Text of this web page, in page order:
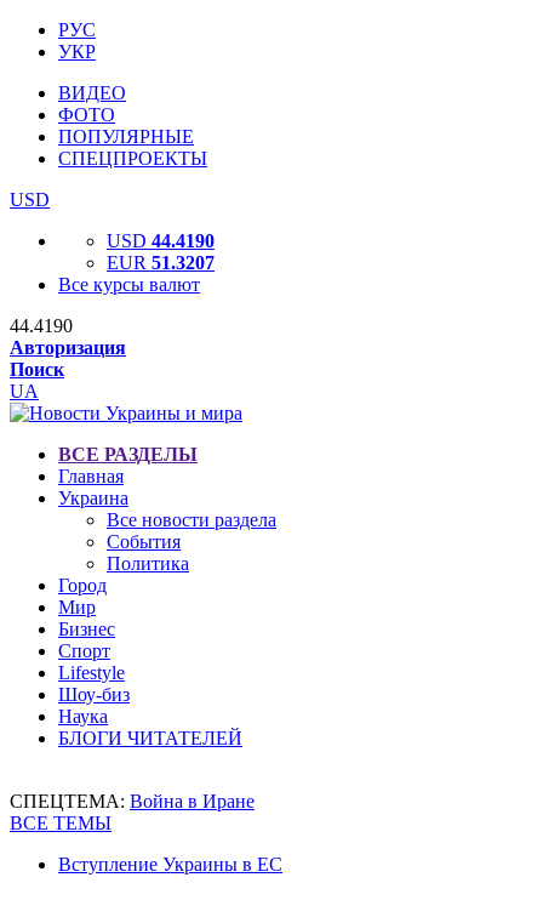
РУС
УКР
ВИДЕО
ФОТО
ПОПУЛЯРНЫЕ
СПЕЦПРОЕКТЫ
USD
USD 44.4190
EUR 51.3207
Все курсы валют
44.4190
Авторизация
Поиск
UA
ВСЕ РАЗДЕЛЫ
Главная
Украина
Все новости раздела
События
Политика
Город
Мир
Бизнес
Спорт
Lifestyle
Шоу-биз
Наука
БЛОГИ ЧИТАТЕЛЕЙ
СПЕЦТЕМА: Война в Иране
ВСЕ ТЕМЫ
Вступление Украины в ЕС